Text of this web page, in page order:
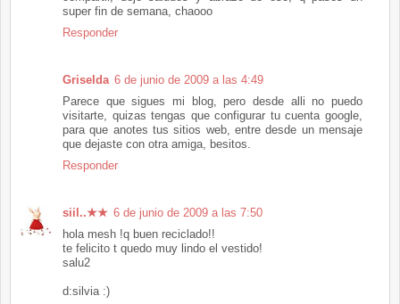
super fin de semana, chaooo
Responder
Griselda 6 de junio de 2009 a las 4:49
Parece que sigues mi blog, pero desde alli no puedo
visitarte, quizas tengas que configurar tu cuenta google,
para que anotes tus sitios web, entre desde un mensaje
que dejaste con otra amiga, besitos.
Responder
siil..★★ 6 de junio de 2009 a las 7:50
hola mesh !q buen reciclado!!
te felicito t quedo muy lindo el vestido!
salu2
d:silvia :)